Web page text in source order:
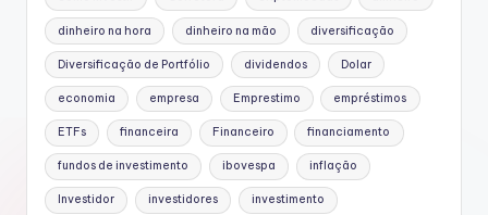
dinheiro na hora dinheiro na mão diversificação
Diversificação de Portfólio dividendos Dolar
economia empresa Emprestimo empréstimos
ETFs financeira Financeiro financiamento
fundos de investimento ibovespa inflação
Investidor investidores investimento